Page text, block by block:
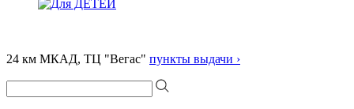
24 км МКАД, ТЦ "Вегас" пункты выдачи ›